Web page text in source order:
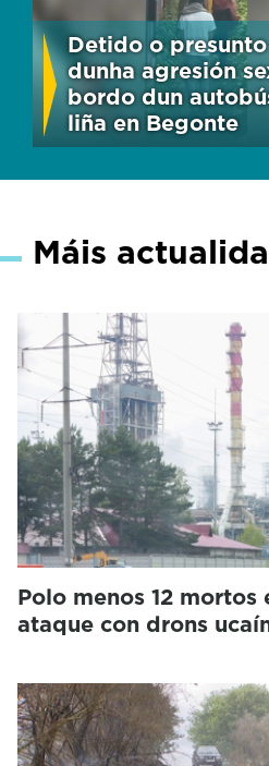
Detido o
dunha agresión
bordo dun
liña en Begonte
Máis
Polo menos 12
ataque con drons